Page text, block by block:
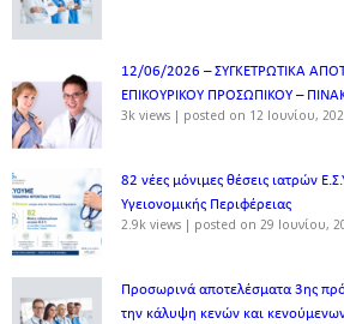
12/06/2026 – ΣΥΓΚΕΤΡΩΤΙΚΑ
ΕΠΙΚΟΥΡΙΚΟΥ ΠΡΟΣΩΠΙΚΟΥ –
3k views | posted on 12 Ιουνίου,
82 νέες μόνιμες θέσεις ιατρών
Υγειονομικής Περιφέρειας
2.9k views | posted on 29 Ιουνίου,
Προσωρινά αποτελέσματα 3ης
την κάλυψη κενών και